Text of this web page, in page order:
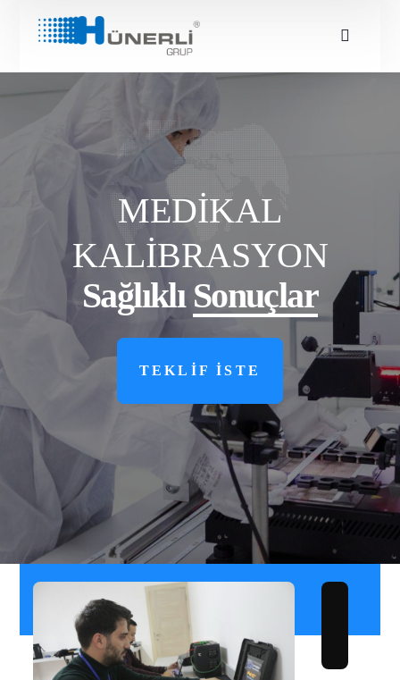
MEDİKAL
KALİBRASYON
Sağlıklı Sonuçlar
TEKLİF İSTE